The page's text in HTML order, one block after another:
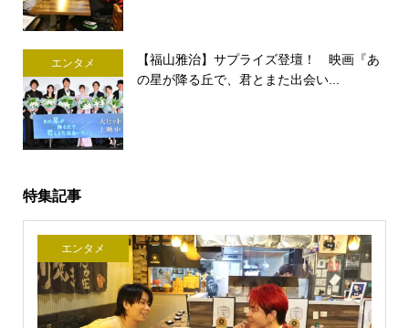
エンタメ
【福山雅治】サプライズ登壇！ 映画『あ
の星が降る丘で、君とまた出会い...
特集記事
エンタメ